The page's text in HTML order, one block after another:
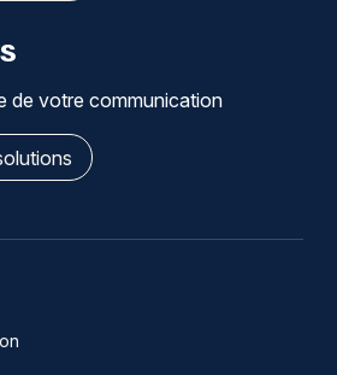
de votre communication